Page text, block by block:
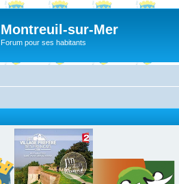
Montreuil-sur-Mer
Forum pour ses habitants